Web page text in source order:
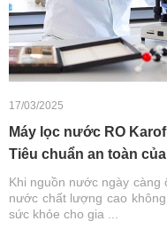
17/03/2025
Máy lọc nước RO
Tiêu chuẩn an toàn
Khi nguồn nước ngày càng
nước chất lượng cao
sức khỏe cho gia ...